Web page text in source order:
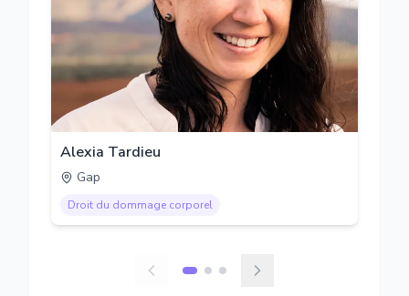
Alexia Tardieu
Gap
Droit du dommage corporel